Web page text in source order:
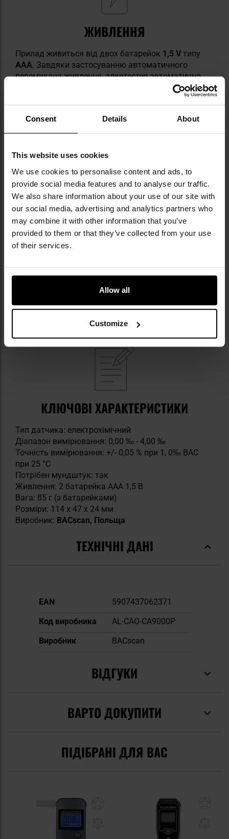
Consent Details About
This website uses cookies
We use cookies to personalise content and ads, to
provide social media features and to analyse our traffic.
We also share information about your use of our site with
our social media, advertising and analytics partners who
may combine it with other information that you’ve
provided to them or that they’ve collected from your use
of their services.
Allow all
Customize
ЖИВЛЕННЯ
Прилад живиться від двох батарейок 1,5 V типу
AAA. Завдяки застосуванню автоматичного
перемикача живлення, алкотестер автоматично
вимикається через 20 секунд бездіяльності.
ЕЛЕМЕНТИ НАБОРУ
алкотестер CA9000 Professional
3 x мундштук
2 x батарейка AAA
інструкція з експлуатації польською мовою
гарантійний талон
5-річну гарантію
місячний період безкоштовної калібрування, що
КЛЮЧОВІ ХАРАКТЕРИСТИКИ
Тип датчика: електрохімічний
Діапазон вимірювання: 0,00 ‰ - 4,00 ‰
Точність вимірювання: +/- 0,05 % при 1, 0‰ BAC
при 25 °C
Потрібен мундштук: так
Живлення: 2 батарейка AAA 1,5 В
Вага: 85 г (з батарейками)
Розміри: 114 x 47 x 24 мм
Виробник: BACscan, Польща
ТЕХНІЧНІ ДАНІ
Докладніше
EAN
5907437062371
Код виробника
AL-CAO-CA9000P
Виробник
BACscan
ВІДГУКИ
ВАРТО ДОКУПИТИ
ПІДІБРАНІ ДЛЯ ВАС